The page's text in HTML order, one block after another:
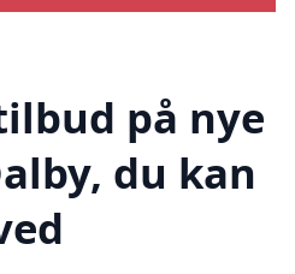
på nye
du kan